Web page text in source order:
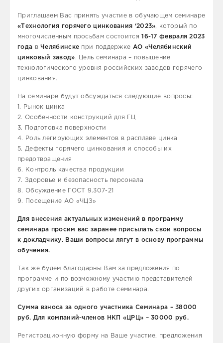
Приглашаем Вас принять участие в обучающем семинаре
«Технология горячего цинкования ‘2023» , который по
многочисленным просьбам состоится16-17 февраля 2023
года вЧелябинске при поддержке АО «Челябинский
цинковый завод». Цель семинара – повышение
технологического уровня российских заводов горячего
цинкования.
На семинаре будут обсуждаться следующие вопросы:
1. Рынок цинка
2. Особенности конструкций для ГЦ
3. Подготовка поверхности
4. Роль легирующих элементов в расплаве цинка
5. Дефекты горячего цинкования и способы их
предотвращения
6. Контроль качества продукции
7. Здоровье и безопасность персонала
8. Обсуждение ГОСТ 9.307-21
9. Посещение АО «ЧЦЗ»
Для внесения актуальных изменений в программу
семинара просим вас заранее присылать свои вопросы
к докладчику. Ваши вопросы лягут в основу программы
обучения.
Так же будем благодарны Вам за предложения по
программе и по возможному участию представителей
других организаций в работе семинара.
Сумма взноса за одного участника Семинара – 38000
руб. Для компаний-членов НКП «ЦРЦ» – 30000 руб.
Регистрационную форму на Ваше участие, предложения